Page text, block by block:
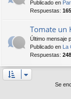
Publicado en
Respuestas:
Tomate un
Último mensaje
Publicado en La
Respuestas:
Se